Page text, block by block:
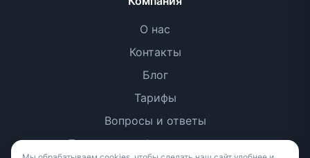
О нас
Контакты
Блог
Тарифы
Вопросы и ответы
Политика конфиденциальности